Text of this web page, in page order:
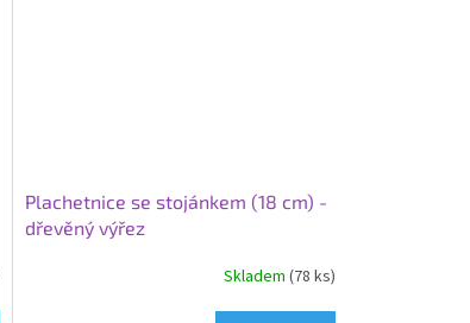
Plachetnice se stojánkem (18 cm) -
dřevěný výřez
Skladem (78 ks)